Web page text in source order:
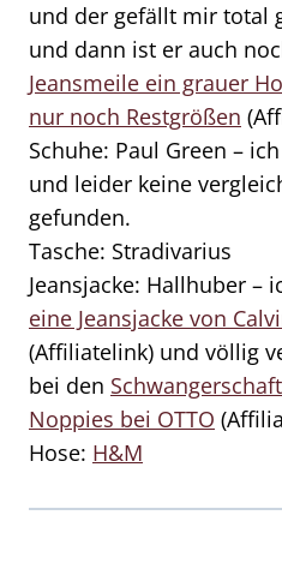
und der gefällt mir total
und dann ist er auch
Jeansmeile ein grauer
nur noch Restgrößen
Schuhe: Paul Green –
und leider keine
gefunden.
Tasche: Stradivarius
Jeansjacke: Hallhuber –
eine Jeansjacke von
(Affiliatelink) und völlig
bei den
Noppies bei OTTO
Hose: H&M